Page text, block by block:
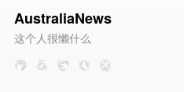
AustraliaNews
这个人很懒什么